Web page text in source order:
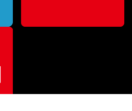
）